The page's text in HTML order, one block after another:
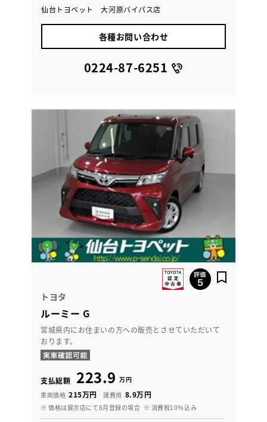
仙台トヨペット 大河原バイパス店
各種お問い合わせ
0224-87-6251
トヨタ
ルーミー G
宮城県内にお住まいの方への販売とさせていただいて
おります。
支払総額 223.9 万円
車両価格 215万円 諸費用 8.9万円
※ 価格は展示店にて8月登録の場合 ※ 消費税10％込み